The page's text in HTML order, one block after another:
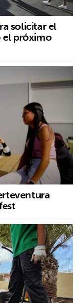
solicitar el
próximo